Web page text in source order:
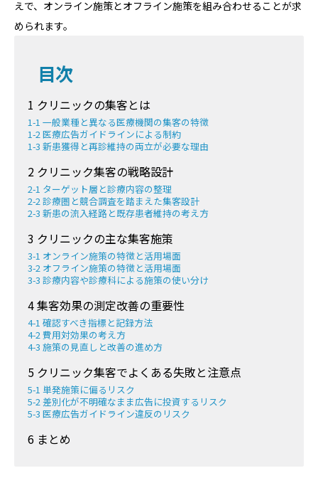
えで、オンライン施策とオフライン施策を組み合わせることが求
められます。
目次
1 クリニックの集客とは
1-1 一般業種と異なる医療機関の集客の特徴
1-2 医療広告ガイドラインによる制約
1-3 新患獲得と再診維持の両立が必要な理由
2 クリニック集客の戦略設計
2-1 ターゲット層と診療内容の整理
2-2 診療圏と競合調査を踏まえた集客設計
2-3 新患の流入経路と既存患者維持の考え方
3 クリニックの主な集客施策
3-1 オンライン施策の特徴と活用場面
3-2 オフライン施策の特徴と活用場面
3-3 診療内容や診療科による施策の使い分け
4 集客効果の測定改善の重要性
4-1 確認すべき指標と記録方法
4-2 費用対効果の考え方
4-3 施策の見直しと改善の進め方
5 クリニック集客でよくある失敗と注意点
5-1 単発施策に偏るリスク
5-2 差別化が不明確なまま広告に投資するリスク
5-3 医療広告ガイドライン違反のリスク
6 まとめ